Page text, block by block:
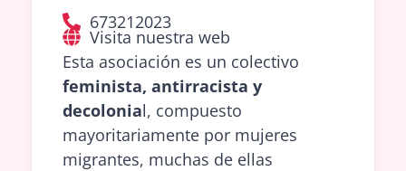
673212023
Visita nuestra web
Esta asociación es un colectivo
feminista, antirracista y
decolonial, compuesto
mayoritariamente por mujeres
migrantes, muchas de ellas